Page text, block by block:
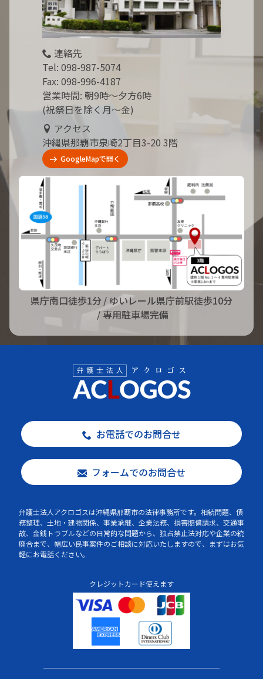
連絡先
Tel: 098-987-5074
Fax: 098-996-4187
営業時間: 朝9時～夕方6時
(祝祭日を除く月～金)
アクセス
沖縄県那覇市泉崎2丁目3-20 3階
GoogleMapで開く
県庁南口徒歩1分/ ゆいレール県庁前駅徒歩10分
/ 専用駐車場完備
お電話でのお問合せ
フォームでのお問合せ
弁護士法人アクロゴスは沖縄県那覇市の法律事務所です。相続問題、債
務整理、土地・建物関係、事業承継、企業法務、損害賠償請求、交通事
故、金銭トラブルなどの日常的な問題から、独占禁止法対応や企業の統
廃合まで、幅広い民事案件のご相談に対応いたしますので、まずはお気
軽にお電話ください。
クレジットカード使えます